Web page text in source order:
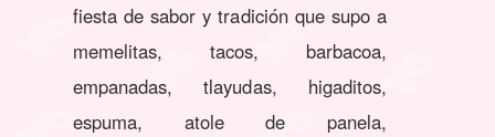
fiesta de sabor y tradición que supo a
memelitas, tacos, barbacoa,
empanadas, tlayudas, higaditos,
espuma, atole de panela,